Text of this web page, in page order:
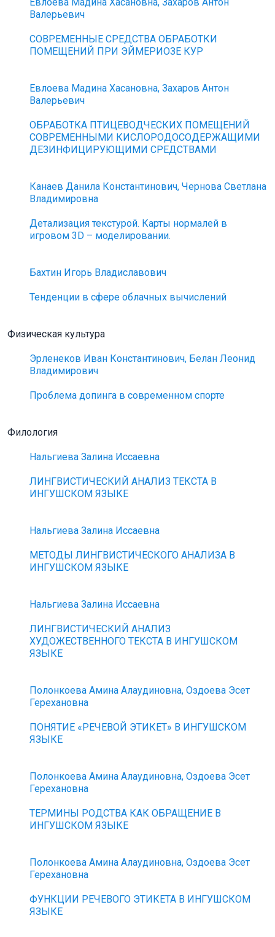
Валерьевич
СОВРЕМЕННЫЕ СРЕДСТВА ОБРАБОТКИ
ПОМЕЩЕНИЙ ПРИ ЭЙМЕРИОЗЕ КУР
Евлоева Мадина Хасановна, Захаров Антон
Валерьевич
ОБРАБОТКА ПТИЦЕВОДЧЕСКИХ ПОМЕЩЕНИЙ
СОВРЕМЕННЫМИ КИСЛОРОДОСОДЕРЖАЩИМИ
ДЕЗИНФИЦИРУЮЩИМИ СРЕДСТВАМИ
Канаев Данила Константинович, Чернова Светлана
Владимировна
Детализация текстурой. Карты нормалей в
игровом 3D – моделировании.
Бахтин Игорь Владиславович
Тенденции в сфере облачных вычислений
Физическая культура
Эрленеков Иван Константинович, Белан Леонид
Владимирович
Проблема допинга в современном спорте
Филология
Нальгиева Залина Иссаевна
ЛИНГВИСТИЧЕСКИЙ АНАЛИЗ ТЕКСТА В
ИНГУШСКОМ ЯЗЫКЕ
Нальгиева Залина Иссаевна
МЕТОДЫ ЛИНГВИСТИЧЕСКОГО АНАЛИЗА В
ИНГУШСКОМ ЯЗЫКЕ
Нальгиева Залина Иссаевна
ЛИНГВИСТИЧЕСКИЙ АНАЛИЗ
ХУДОЖЕСТВЕННОГО ТЕКСТА В ИНГУШСКОМ
ЯЗЫКЕ
Полонкоева Амина Алаудиновна, Оздоева Эсет
Герехановна
ПОНЯТИЕ «РЕЧЕВОЙ ЭТИКЕТ» В ИНГУШСКОМ
ЯЗЫКЕ
Полонкоева Амина Алаудиновна, Оздоева Эсет
Герехановна
ТЕРМИНЫ РОДСТВА КАК ОБРАЩЕНИЕ В
ИНГУШСКОМ ЯЗЫКЕ
Полонкоева Амина Алаудиновна, Оздоева Эсет
Герехановна
ФУНКЦИИ РЕЧЕВОГО ЭТИКЕТА В ИНГУШСКОМ
ЯЗЫКЕ